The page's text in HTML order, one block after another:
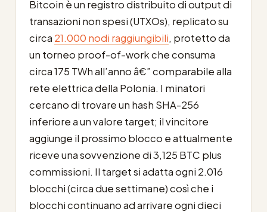
Bitcoin è un registro distribuito di output di
transazioni non spesi (UTXOs), replicato su
circa 21.000 nodi raggiungibili, protetto da
un torneo proof-of-work che consuma
circa 175 TWh all’anno â€” comparabile alla
rete elettrica della Polonia. I minatori
cercano di trovare un hash SHA-256
inferiore a un valore target; il vincitore
aggiunge il prossimo blocco e attualmente
riceve una sovvenzione di 3,125 BTC plus
commissioni. Il target si adatta ogni 2.016
blocchi (circa due settimane) così che i
blocchi continuano ad arrivare ogni dieci